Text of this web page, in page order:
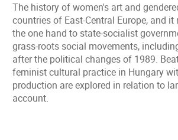
The history of women's art and
countries of East-Central Europe, and
the one hand to state-socialist
grass-roots social movements,
after the political changes of 1989.
feminist cultural practice in Hungary
production are explored in relation to
account.